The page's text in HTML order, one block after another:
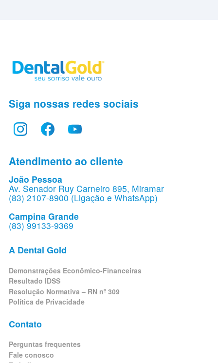
Siga nossas redes sociais
Atendimento ao cliente
João Pessoa
Av. Senador Ruy Carneiro 895, Miramar
(83) 2107-8900 (Ligação e WhatsApp)
Campina Grande
(83) 99133-9369
A Dental Gold
Demonstrações Econômico-Financeiras
Resultado IDSS
Resolução Normativa – RN nº 309
Política de Privacidade
Contato
Perguntas frequentes
Fale conosco